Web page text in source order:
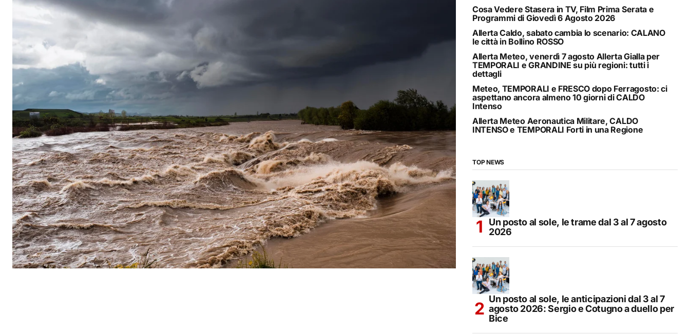
Cosa Vedere Stasera in TV, Film Prima Serata e
Programmi di Giovedì 6 Agosto 2026
Allerta Caldo, sabato cambia lo scenario: CALANO
le città in Bollino ROSSO
Allerta Meteo, venerdì 7 agosto Allerta Gialla per
TEMPORALI e GRANDINE su più regioni: tutti i
dettagli
Meteo, TEMPORALI e FRESCO dopo Ferragosto: ci
aspettano ancora almeno 10 giorni di CALDO
Intenso
Allerta Meteo Aeronautica Militare, CALDO
INTENSO e TEMPORALI Forti in una Regione
TOP NEWS
Un posto al sole, le trame dal 3 al 7 agosto
2026
Un posto al sole, le anticipazioni dal 3 al 7
agosto 2026: Sergio e Cotugno a duello per
Bice